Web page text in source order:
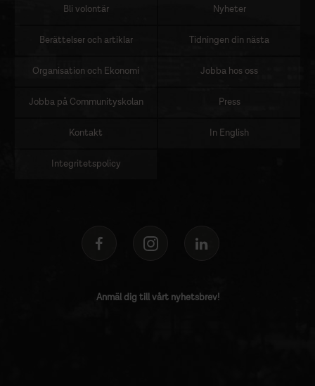
Bli volontär Nyheter
Berättelser och artiklar Tidningen din nästa
Organisation och Ekonomi Jobba hos oss
Jobba på Communityskolan Press
Kontakt In English
Integritetspolicy
Anmäl dig till vårt nyhetsbrev!